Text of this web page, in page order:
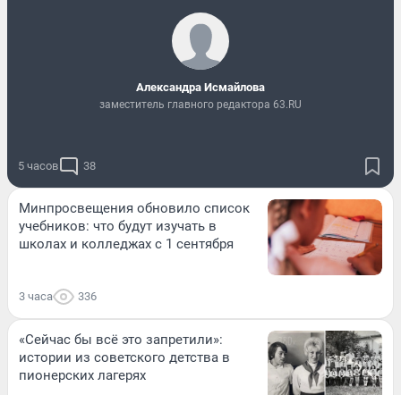
Александра Исмайлова
заместитель главного редактора 63.RU
5 часов 38
Минпросвещения обновило список
учебников: что будут изучать в
школах и колледжах с 1 сентября
3 часа 336
«Сейчас бы всё это запретили»:
истории из советского детства в
пионерских лагерях